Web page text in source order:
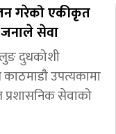
गरेको एकीकृत
सेवा
दुधकोशी
उपत्यकामा
सेवाको